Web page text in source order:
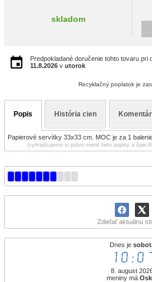
Zdieľať aktuálnu
Dnes je
8. august
meniny má
skladom
Predpokladané doručenie tohto tovaru pri
11.8.2026 v utorok
Recyklačný poplatok je
Popis História cien
Papierové servítky 33x33 cm. MOC je za 1
(vyhradzujeme si právo meniť tieto popisy a